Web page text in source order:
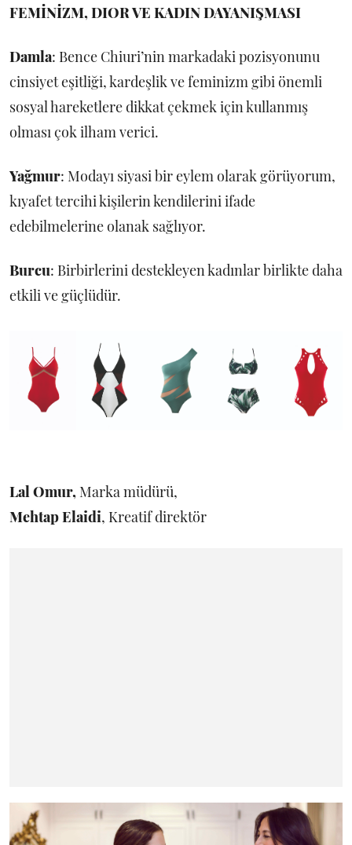
FEMİNİZM, DIOR VE KADIN DAYANIŞMASI
Damla: Bence Chiuri’nin markadaki pozisyonunu
cinsiyet eşitliği, kardeşlik ve feminizm gibi önemli
sosyal hareketlere dikkat çekmek için kullanmış
olması çok ilham verici.
Yağmur: Modayı siyasi bir eylem olarak görüyorum,
kıyafet tercihi kişilerin kendilerini ifade
edebilmelerine olanak sağlıyor.
Burcu: Birbirlerini destekleyen kadınlar birlikte daha
etkili ve güçlüdür.
Lal Omur, Marka müdürü,
Mehtap Elaidi , Kreatif direktör